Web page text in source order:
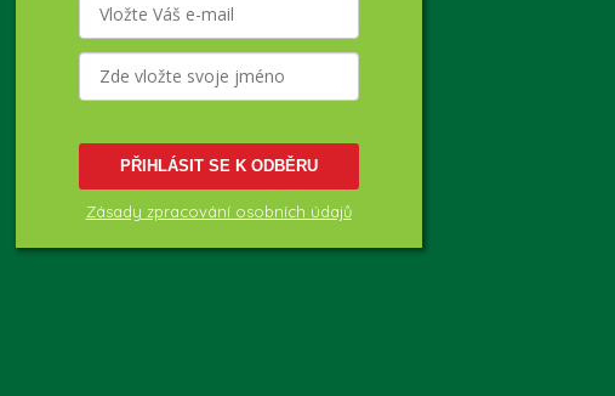
PŘIHLÁSIT SE K ODBĚRU
Zásady zpracování osobních údajů